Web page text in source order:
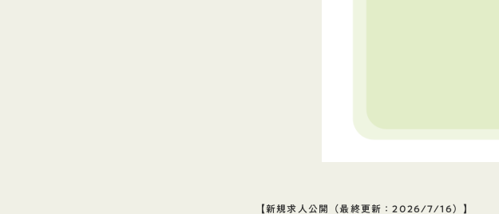
【新規求人公開（最終更新：2026/7/16）】